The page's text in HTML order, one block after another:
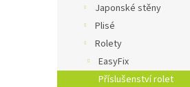
Japonské stěny
Plisé
Rolety
EasyFix
Příslušenství rolet